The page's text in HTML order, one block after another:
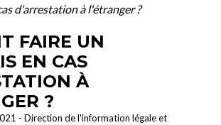
d'arrestation à l'étranger ?
FAIRE UN
EN CAS
À
?
- Direction de l'information légale et